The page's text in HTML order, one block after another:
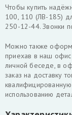
Чтобы купить
100, 110 (ЛВ-185)
250-12-44. Звонки
Можно также
приехав в наш
личной беседе, в
заказ на доставку
использованию